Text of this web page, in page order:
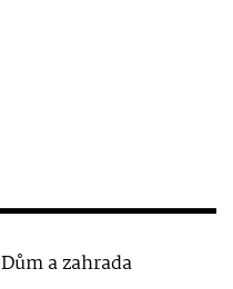
Dům a zahrada